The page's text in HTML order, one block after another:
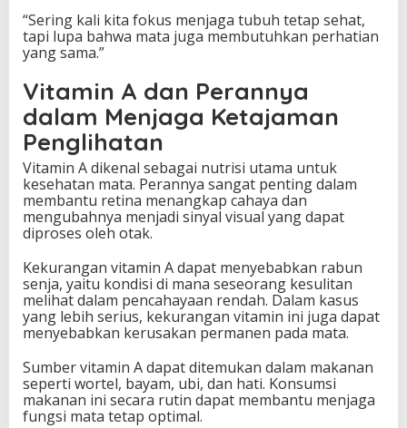
“Sering kali kita fokus menjaga tubuh tetap sehat,
tapi lupa bahwa mata juga membutuhkan perhatian
yang sama.”
Vitamin A dan Perannya
dalam Menjaga Ketajaman
Penglihatan
Vitamin A dikenal sebagai nutrisi utama untuk
kesehatan mata. Perannya sangat penting dalam
membantu retina menangkap cahaya dan
mengubahnya menjadi sinyal visual yang dapat
diproses oleh otak.
Kekurangan vitamin A dapat menyebabkan rabun
senja, yaitu kondisi di mana seseorang kesulitan
melihat dalam pencahayaan rendah. Dalam kasus
yang lebih serius, kekurangan vitamin ini juga dapat
menyebabkan kerusakan permanen pada mata.
Sumber vitamin A dapat ditemukan dalam makanan
seperti wortel, bayam, ubi, dan hati. Konsumsi
makanan ini secara rutin dapat membantu menjaga
fungsi mata tetap optimal.